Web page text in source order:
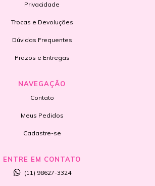
Privacidade
Trocas e Devoluções
Dúvidas Frequentes
Prazos e Entregas
NAVEGAÇÃO
Contato
Meus Pedidos
Cadastre-se
ENTRE EM CONTATO
(11) 98627-3324